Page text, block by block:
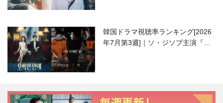
韓国ドラマ視聴率ランキング[2026
年7月第3週]｜ソ・ジソブ主演『エ